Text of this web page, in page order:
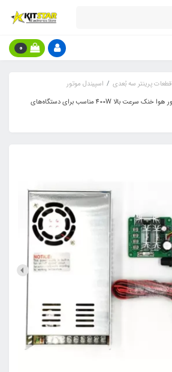
0
قطعات پرینتر سه بُعدی
اسپیندل موتور
مجموعه کامل اسپیندل موتور هوا خنک سرعت بالا 400W مناسب برای دستگاه‌های